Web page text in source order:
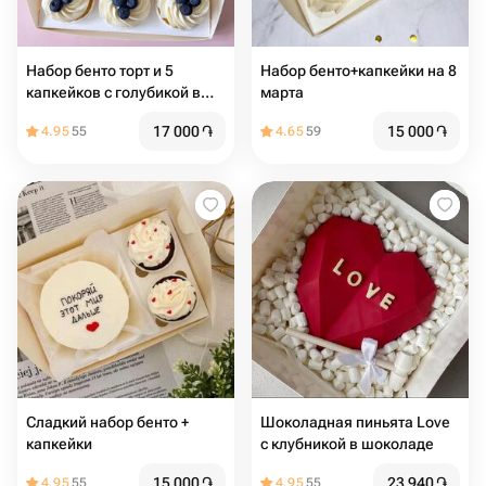
Набор бенто торт и 5
капкейков с голубикой в
4.9555 17 000֏
Набор бенто+капкейки на 8
марта
4.6559 15 000֏
Сладкий набор бенто +
капкейки
4.9555
Шоколадная пиньята Love
с клубникой в шоколаде
4.9555